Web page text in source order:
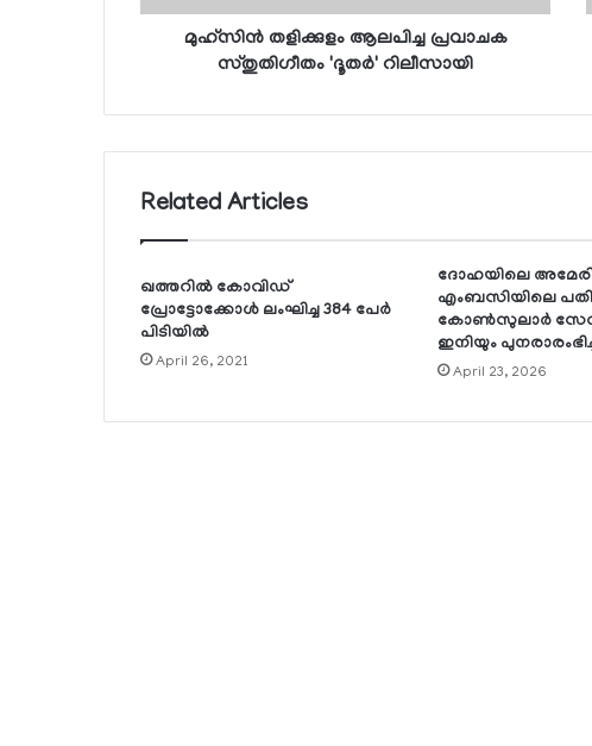
മുഹ്‌സിന്‍ തളിക്കുളം ആലപിച്ച പ്രവാചക
സ്തുതിഗീതം 'ദൂതര്‍' റിലീസായി
Related Articles
ഖത്തറില്‍ കോവിഡ്
പ്രോട്ടോക്കോള്‍ ലംഘിച്ച 384 പേര്‍
പിടിയില്‍
April 26, 2021
ദോഹയിലെ
എംബസിയിലെ
കോണ്‍സുലാര്‍
ഇനിയും
April 23, 2026